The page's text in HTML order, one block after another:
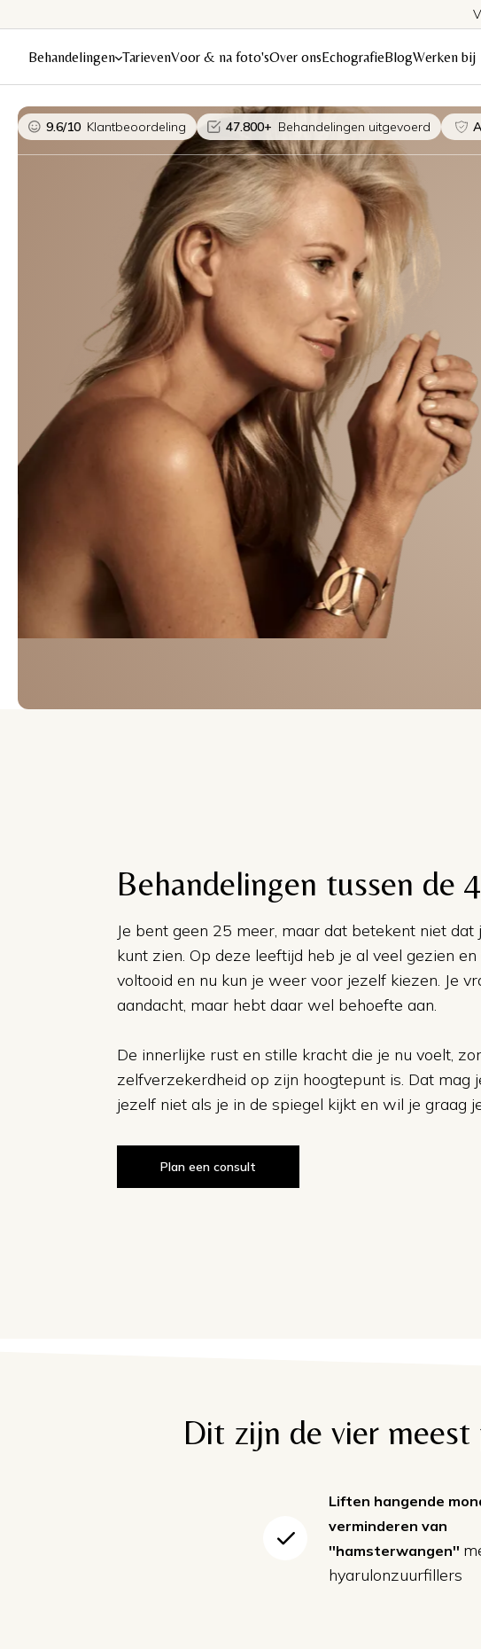
Behandelingen TarievenVoor & na foto'sOver onsEchografieBlogWerken bij
9.6/10 Klantbeoordeling 47.800+ Behandelingen uitgevoerd
Behandelingen tussen de
Je bent geen 25 meer, maar dat betekent niet
kunt zien. Op deze leeftijd heb je al veel gezien
voltooid en nu kun je weer voor jezelf kiezen. Je
aandacht, maar hebt daar wel behoefte aan.
De innerlijke rust en stille kracht die je nu voelt,
zelfverzekerdheid op zijn hoogtepunt is. Dat mag
jezelf niet als je in de spiegel kijkt en wil je graag
Plan een consult
Dit zijn de vier meest
Liften hangende
verminderen van
''hamsterwangen''
hyarulonzuurfillers